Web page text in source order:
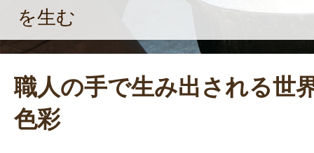
を生む
職人の手で生み出される世
色彩